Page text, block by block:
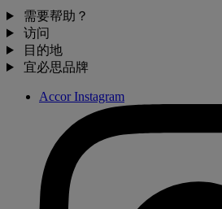
需要帮助？
访问
目的地
宜必思品牌
Accor Instagram